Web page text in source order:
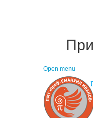
Open menu